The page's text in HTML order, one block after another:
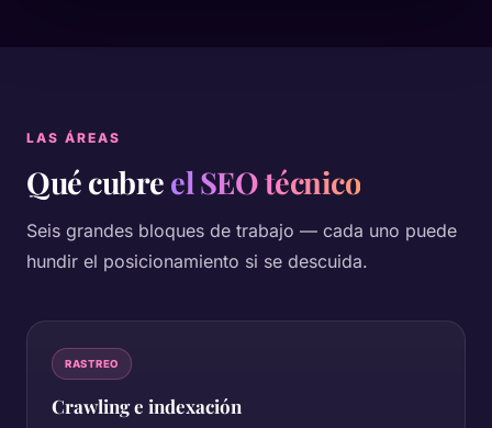
LAS ÁREAS
Qué cubreel SEO técnico
Seis grandes bloques de trabajo — cada uno puede
hundir el posicionamiento si se descuida.
RASTREO
Crawling e indexación